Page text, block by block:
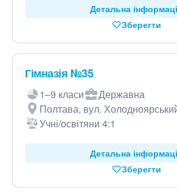
Детальна
Зберегти
Гімназія №35
1–9 класи
Державна
Полтава, вул.
Учні/освітяни 4:1
Детальна
Зберегти